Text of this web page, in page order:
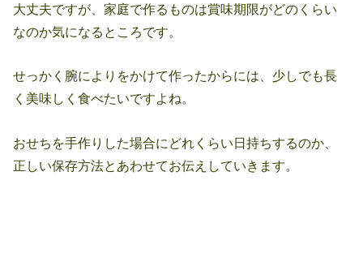
大丈夫ですが、家庭で作るものは賞味期限がどのくらい
なのか気になるところです。
せっかく腕によりをかけて作ったからには、少しでも長
く美味しく食べたいですよね。
おせちを手作りした場合にどれくらい日持ちするのか、
正しい保存方法とあわせてお伝えしていきます。